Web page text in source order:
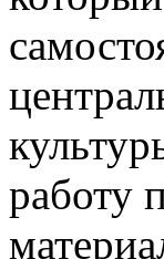
работу